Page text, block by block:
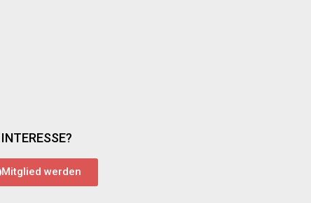
INTERESSE?
Mitglied werden